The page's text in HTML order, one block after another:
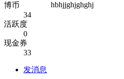
博币
34
活跃度
0
现金券
33
发消息
hbhjjghjghghj